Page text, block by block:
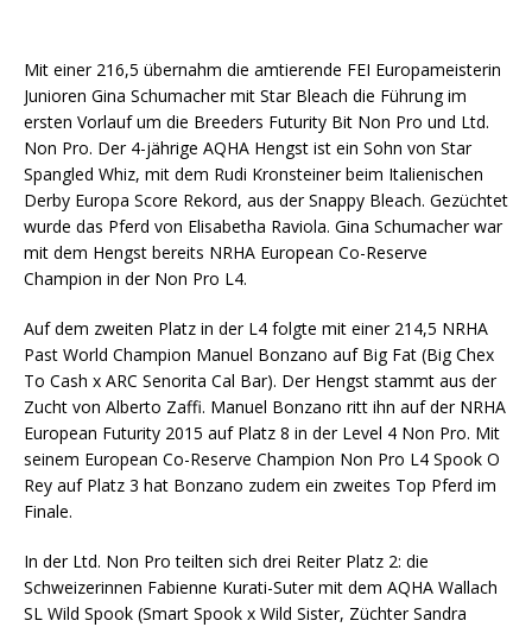
Mit einer 216,5 übernahm die amtierende FEI Europameisterin
Junioren Gina Schumacher mit Star Bleach die Führung im
ersten Vorlauf um die Breeders Futurity Bit Non Pro und Ltd.
Non Pro. Der 4-jährige AQHA Hengst ist ein Sohn von Star
Spangled Whiz, mit dem Rudi Kronsteiner beim Italienischen
Derby Europa Score Rekord, aus der Snappy Bleach. Gezüchtet
wurde das Pferd von Elisabetha Raviola. Gina Schumacher war
mit dem Hengst bereits NRHA European Co-Reserve
Champion in der Non Pro L4.
Auf dem zweiten Platz in der L4 folgte mit einer 214,5 NRHA
Past World Champion Manuel Bonzano auf Big Fat (Big Chex
To Cash x ARC Senorita Cal Bar). Der Hengst stammt aus der
Zucht von Alberto Zaffi. Manuel Bonzano ritt ihn auf der NRHA
European Futurity 2015 auf Platz 8 in der Level 4 Non Pro. Mit
seinem European Co-Reserve Champion Non Pro L4 Spook O
Rey auf Platz 3 hat Bonzano zudem ein zweites Top Pferd im
Finale.
In der Ltd. Non Pro teilten sich drei Reiter Platz 2: die
Schweizerinnen Fabienne Kurati-Suter mit dem AQHA Wallach
SL Wild Spook (Smart Spook x Wild Sister, Züchter Sandra